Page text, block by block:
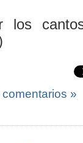
los
comentarios »